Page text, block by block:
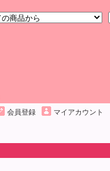
会員登録 マイアカウント